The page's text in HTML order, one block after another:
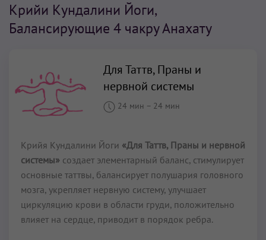
Крийи Кундалини Йоги,
Балансирующие 4 чакру Анахату
Для Таттв, Праны и
нервной системы
24 мин – 24 мин
Крийя Кундалини Йоги «Для Таттв, Праны и нервной
системы» создает элементарный баланс, стимулирует
основные таттвы, балансирует полушария головного
мозга, укрепляет нервную систему, улучшает
циркуляцию крови в области груди, положительно
влияет на сердце, приводит в порядок ребра.